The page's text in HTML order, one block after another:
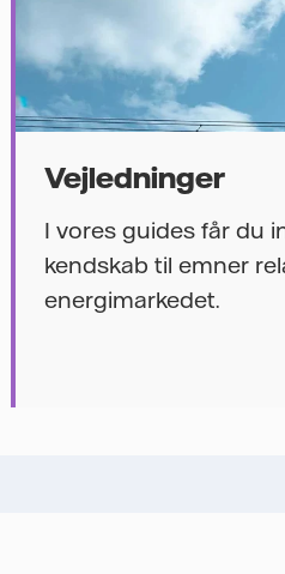
Vejledninger
I vores guides får du
kendskab til emner
energimarkedet.